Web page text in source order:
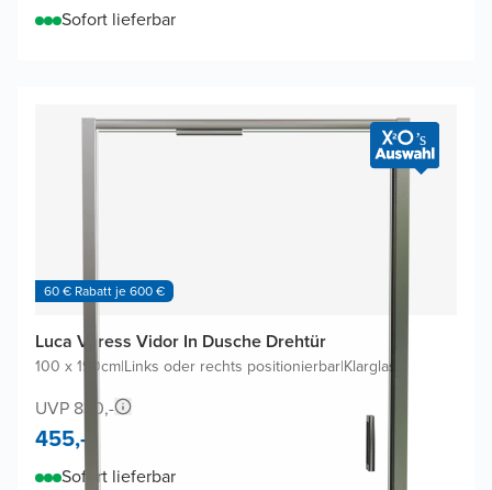
Sofort lieferbar
60 € Rabatt je 600 €
Luca Varess Vidor In Dusche Drehtür
100 x 190cm|Links oder rechts positionierbar|Klarglas
UVP 830,-
455,-
Sofort lieferbar